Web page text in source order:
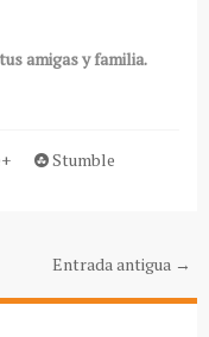
amigas y familia.
Stumble
Entrada antigua →